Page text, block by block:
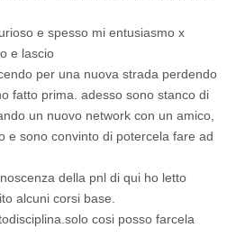
e spesso mi entusiasmo x
e lascio
per una nuova strada perdendo
fatto prima. adesso sono stanco di
un nuovo network con un amico,
e sono convinto di potercela fare ad
della pnl di qui ho letto
alcuni corsi base.
cosi posso farcela